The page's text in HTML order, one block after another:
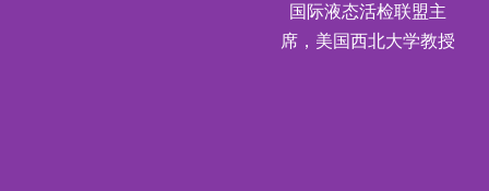
国际液态活检联盟主
席，美国西北大学教授